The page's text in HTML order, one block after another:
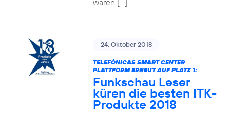
waren […]
24. Oktober 2018
TELEFÓNICAS SMART CENTER
PLATTFORM ERNEUT AUF PLATZ 1:
Funkschau Leser
küren die besten ITK-
Produkte 2018